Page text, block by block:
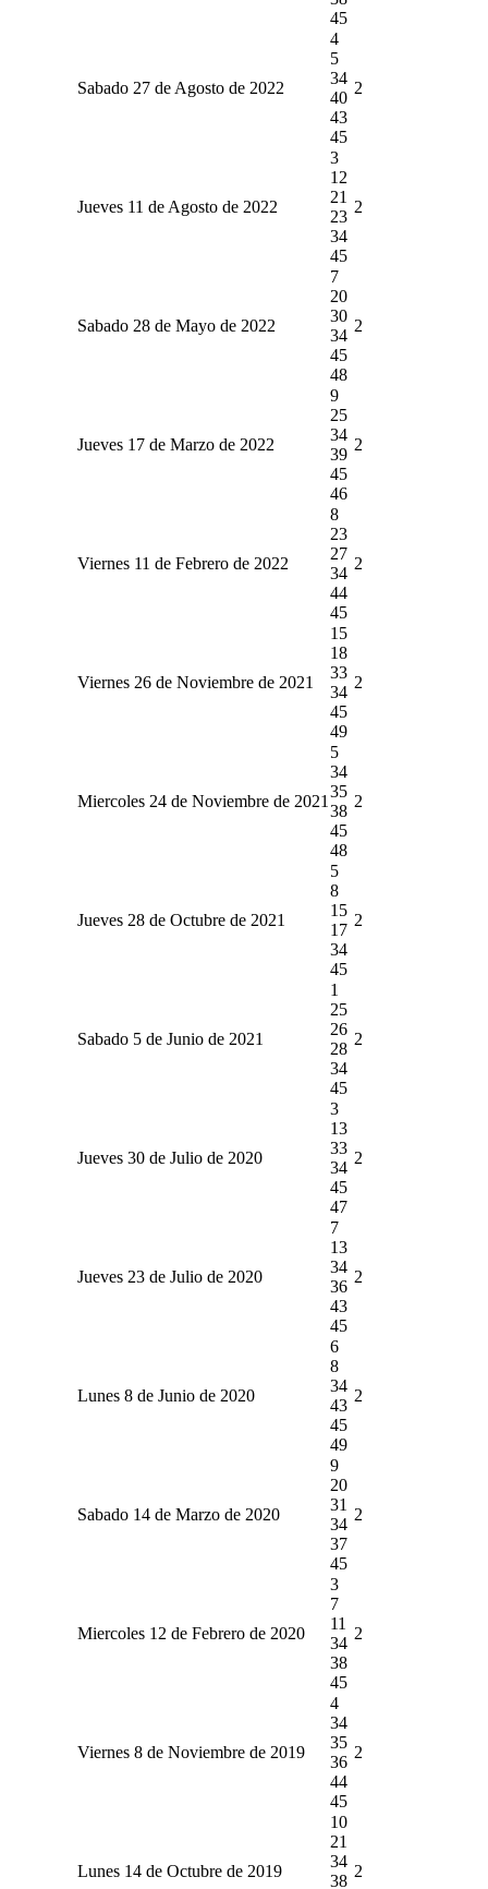
45
Sabado 27 de Agosto de 2022
4
5
34
40
43
45
2
Jueves 11 de Agosto de 2022
3
12
21
23
34
45
2
Sabado 28 de Mayo de 2022
7
20
30
34
45
48
2
Jueves 17 de Marzo de 2022
9
25
34
39
45
46
2
Viernes 11 de Febrero de 2022
8
23
27
34
44
45
2
Viernes 26 de Noviembre de 2021
15
18
33
34
45
49
2
Miercoles 24 de Noviembre de 2021
5
34
35
38
45
48
2
Jueves 28 de Octubre de 2021
5
8
15
17
34
45
2
Sabado 5 de Junio de 2021
1
25
26
28
34
45
2
Jueves 30 de Julio de 2020
3
13
33
34
45
47
2
Jueves 23 de Julio de 2020
7
13
34
36
43
45
2
Lunes 8 de Junio de 2020
6
8
34
43
45
49
2
Sabado 14 de Marzo de 2020
9
20
31
34
37
45
2
Miercoles 12 de Febrero de 2020
3
7
11
34
38
45
2
Viernes 8 de Noviembre de 2019
4
34
35
36
44
45
2
Lunes 14 de Octubre de 2019
10
21
34
38
2